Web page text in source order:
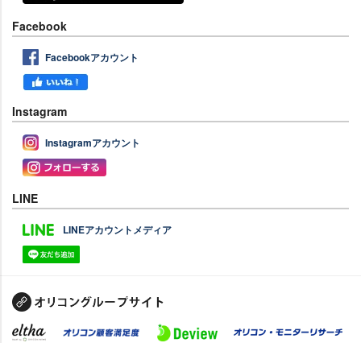
Facebook
Facebookアカウント
Instagram
Instagramアカウント
LINE
LINEアカウントメディア